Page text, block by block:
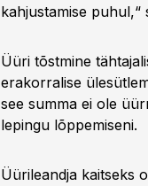
kahjustamise puhul,“
Üüri tõstmine
erakorralise
see summa ei ole
lepingu lõppemiseni.
Üürileandja kaitseks